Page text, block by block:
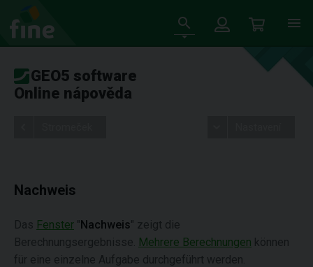
GEO5 software
Online nápověda
Nachweis
Das Fenster "Nachweis" zeigt die
Berechnungsergebnisse. Mehrere Berechnungen können
für eine einzelne Aufgabe durchgeführt werden.